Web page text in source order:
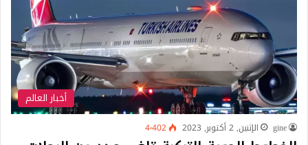
أخبار العالم
gine الإثنين, 2 أكتوبر, 2023 4٬402